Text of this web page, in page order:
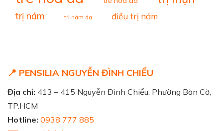
trị nám trị nám da điều trị nám
📍 PENSILIA NGUYỄN ĐÌNH CHIỂU
Địa chỉ: 413 – 415 Nguyễn Đình Chiểu, Phường Bàn Cờ,
TP.HCM
Hotline: 0938 777 885